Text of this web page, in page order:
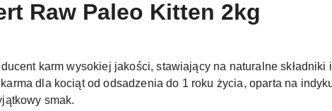
Raw Paleo Kitten 2kg
karm wysokiej jakości, stawiający na naturalne
dla kociąt od odsadzenia do 1 roku życia, oparta na
smak.